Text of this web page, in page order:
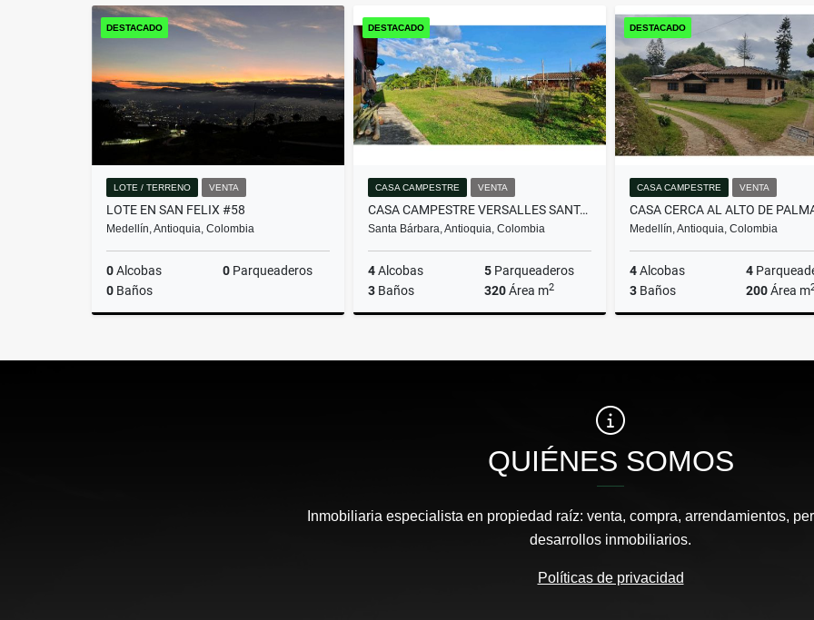
$382.480.000 $580.000.000 $13.000.000
DESTACADO
LOTE / TERRENO VENTA
LOTE EN SAN FELIX #58
Medellín, Antioquia, Colombia
0Alcobas 0 Parqueaderos
0 Baños
$478.100.000
DESTACADO
CASA CAMPESTRE VENTA
CASA CAMPESTRE VERSALLES SANTA BARBARA
Santa Bárbara, Antioquia, Colombia
4Alcobas 5 Parqueaderos
3 Baños 320Área m2
$465.000.000
DESTACADO
CASA CAMPESTRE VENTA
Medellín, Antioquia, Colombia
4Alcobas 4
3 Baños 200Área m
$1.200.000.000
QUIÉNES SOMOS
Inmobiliaria especialista en propiedad raíz: venta, compra, arrendamientos,
desarrollos inmobiliarios.
Políticas de privacidad